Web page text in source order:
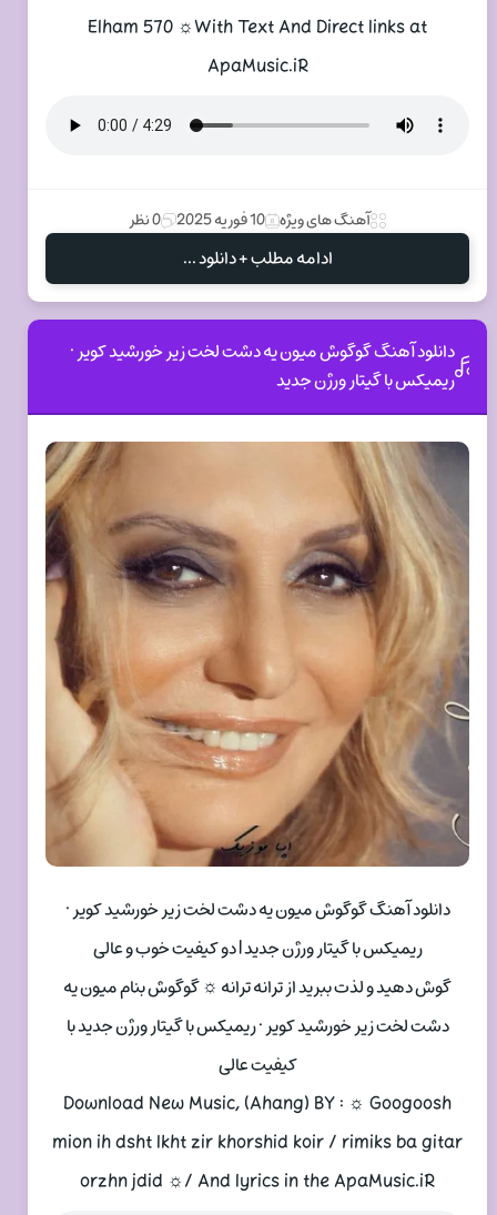
Elham 570 ☼With Text And Direct links at
ApaMusic.iR
آهنگ های ویژه 10 فوریه 2025 0 نظر
ادامه مطلب + دانلود ...
دانلود آهنگ گوگوش میون یه دشت لخت زیر خورشید کویر •
ریمیکس با گیتار ورژن جدید
دانلود آهنگ گوگوش میون یه دشت لخت زیر خورشید کویر •
ریمیکس با گیتار ورژن جدید | دو کیفیت خوب و عالی
گوش دهید و لذت ببرید از ترانه ترانه ☼ گوگوش بنام میون یه
دشت لخت زیر خورشید کویر • ریمیکس با گیتار ورژن جدید با
کیفیت عالی
Download New Music, (Ahang) BY : ☼ Googoosh
mion ih dsht lkht zir khorshid koir / rimiks ba gitar
orzhn jdid ☼/ And lyrics in the ApaMusic.iR